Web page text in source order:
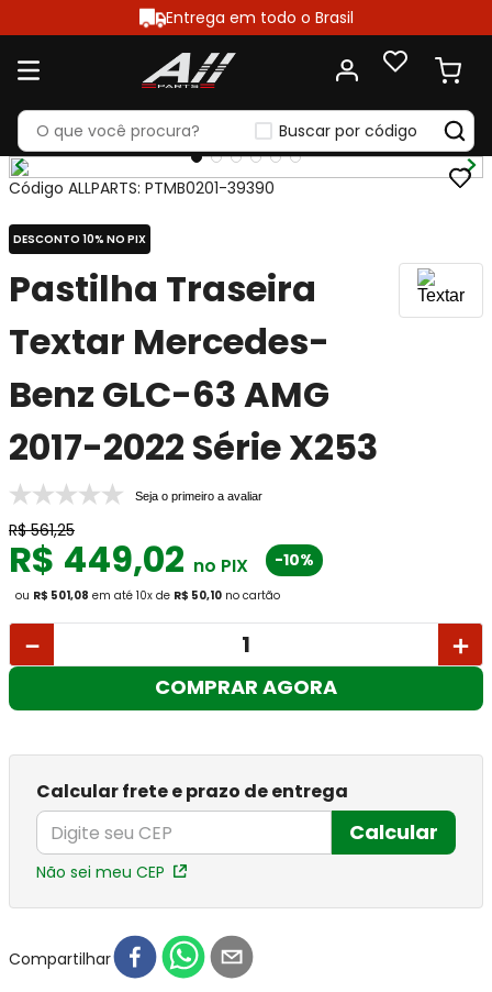
Entrega em todo o Brasil
Buscar por código
Código ALLPARTS: PTMB0201-39390
DESCONTO 10% NO PIX
Pastilha Traseira
Textar Mercedes-
Benz GLC-63 AMG
2017-2022 Série X253
Seja o primeiro a avaliar
R$ 561,25
R$ 449,02 no PIX -10%
ou R$ 501,08 em até 10x de R$ 50,10 no cartão
＋
－
COMPRAR AGORA
Calcular frete e prazo de entrega
Calcular
Não sei meu CEP
Compartilhar